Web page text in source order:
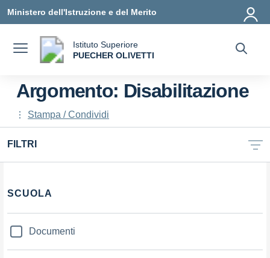
Ministero dell'Istruzione e del Merito
Istituto Superiore
PUECHER OLIVETTI
Argomento: Disabilitazione
Stampa / Condividi
FILTRI
Filtri
SCUOLA
Documenti